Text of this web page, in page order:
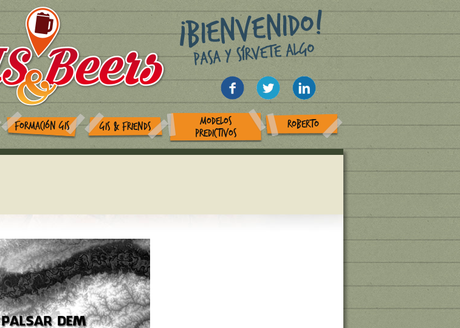
FORMACIÓN GIS GIS & FRIENDS
MODELOS
PREDICTIVOS
ROBERTO